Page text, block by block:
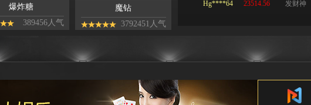
Yu***958
8451.85
嗨爆大马戏
15846.00
不休的爱情
Ying**123
篮球巨星
爆炸糖
389456人气
魔钻
3792451人气